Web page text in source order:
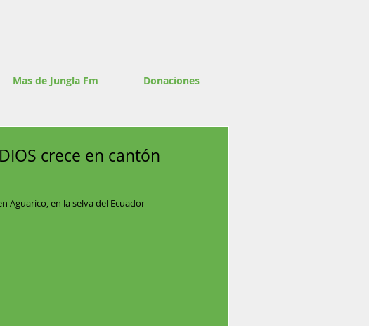
Mas de Jungla Fm Donaciones
crece en cantón
Aguarico, en la selva del Ecuador